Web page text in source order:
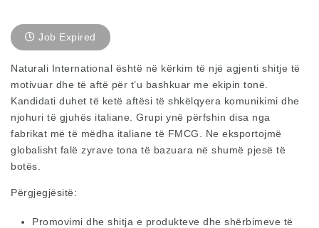
Job Expired
Naturali International është në kërkim të një agjenti shitje të
motivuar dhe të aftë për t’u bashkuar me ekipin tonë.
Kandidati duhet të ketë aftësi të shkëlqyera komunikimi dhe
njohuri të gjuhës italiane. Grupi ynë përfshin disa nga
fabrikat më të mëdha italiane të FMCG. Ne eksportojmë
globalisht falë zyrave tona të bazuara në shumë pjesë të
botës.
Përgjegjësitë:
Promovimi dhe shitja e produkteve dhe shërbimeve të